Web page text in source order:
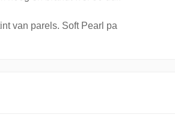
van parels. Soft Pearl pa